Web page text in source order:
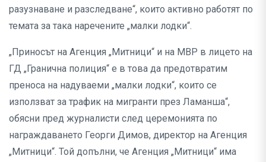
разузнаване и разследване“, които активно работят по
темата за така наречените „малки лодки“.
„Приносът на Агенция „Митници“ и на МВР в лицето на
ГД „Гранична полиция“ е в това да предотвратим
преноса на надуваеми „малки лодки“, които се
използват за трафик на мигранти през Ламанша“,
обясни пред журналисти след церемонията по
награждаването Георги Димов, директор на Агенция
„Митници“. Той допълни, че Агенция „Митници“ има